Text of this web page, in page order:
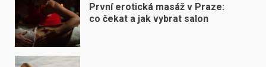
První erotická masáž v Praze:
co čekat a jak vybrat salon